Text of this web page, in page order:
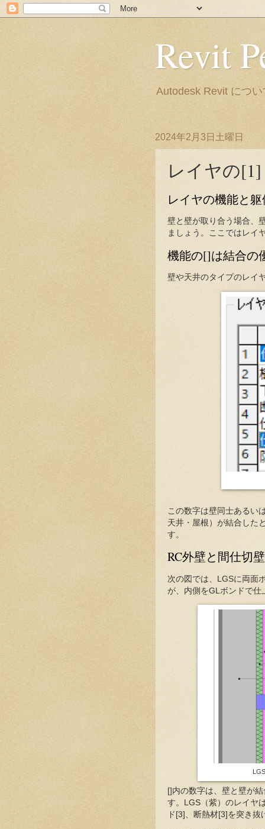
Revit
Autodesk Revit につ
2024年2月3日土曜日
レイヤの
レイヤの機能と
壁と壁が取り合う場合、
ましょう。ここではレイ
機能の[]は結合の
壁や天井のタイプのレイ
この数字は壁同士あるい
天井・屋根）が結合した
す。
RC外壁と間仕切
次の図では、LGSに両面
が、内側をGLボンドで仕
[]内の数字は、壁と壁が
す。LGS（紫）のレイヤ
ド[3]、断熱材[3]を突き